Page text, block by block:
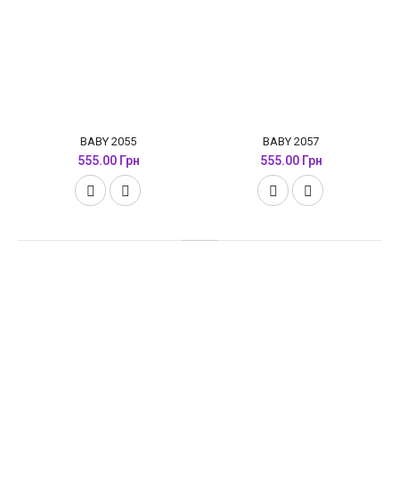
BABY 2055
555.00 Грн
BABY 2057
555.00 Грн